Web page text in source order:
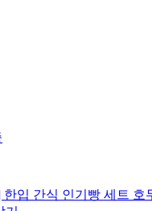
입 간식 인기빵 세트 호